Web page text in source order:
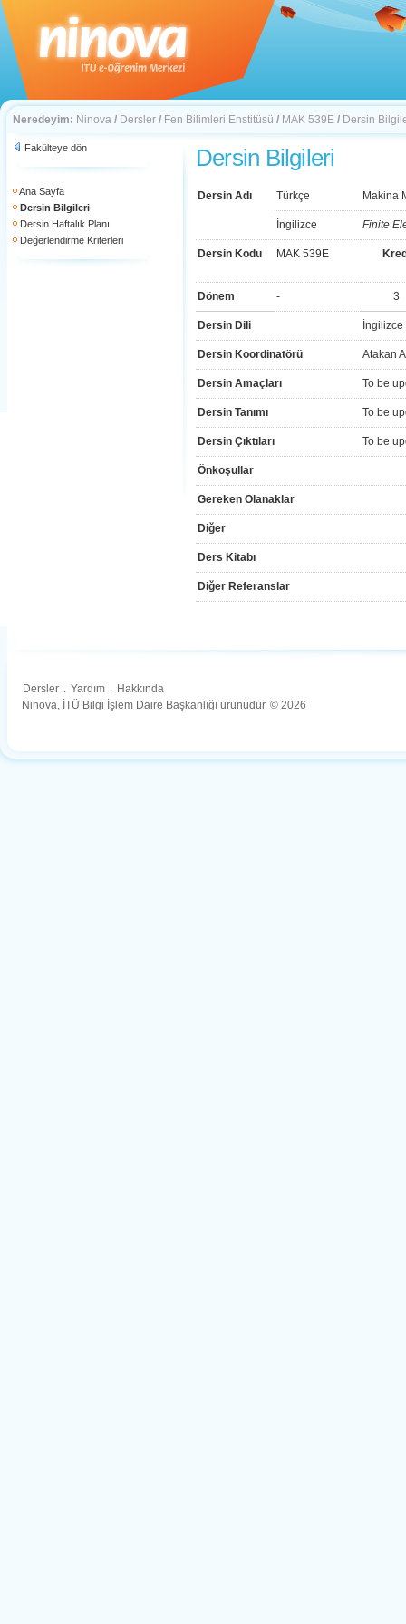
Neredeyim: Ninova / Dersler / Fen Bilimleri Enstitüsü / MAK 539E / Dersin
Fakülteye dön
Ana Sayfa
Dersin Bilgileri
Dersin Haftalık Planı
Değerlendirme Kriterleri
Dersin Bilgileri
Dersin Adı Türkçe Makina
İngilizce Finite
Dersin Kodu MAK 539E
Dönem - 3
Dersin Dili İngilizce
Dersin Koordinatörü Atakan
Dersin Amaçları To be
Dersin Tanımı To be
Dersin Çıktıları To be
Önkoşullar
Gereken Olanaklar
Diğer
Ders Kitabı
Diğer Referanslar
Dersler . Yardım . Hakkında
Ninova, İTÜ Bilgi İşlem Daire Başkanlığı ürünüdür. © 2026